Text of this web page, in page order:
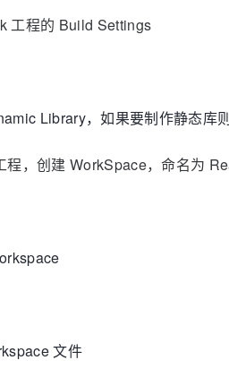
工程的 Build Settings
Library，如果要制作静态库
程，创建 WorkSpace，命名为
文件